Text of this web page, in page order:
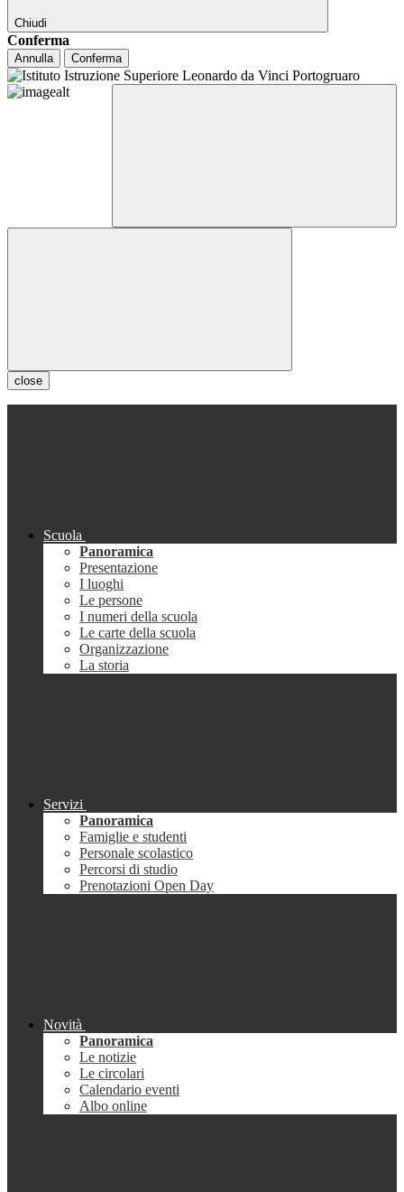
Chiudi
Conferma
Annulla Conferma
close
Scuola
Panoramica
Presentazione
I luoghi
Le persone
I numeri della scuola
Le carte della scuola
Organizzazione
La storia
Servizi
Panoramica
Famiglie e studenti
Personale scolastico
Percorsi di studio
Prenotazioni Open Day
Novità
Panoramica
Le notizie
Le circolari
Calendario eventi
Albo online